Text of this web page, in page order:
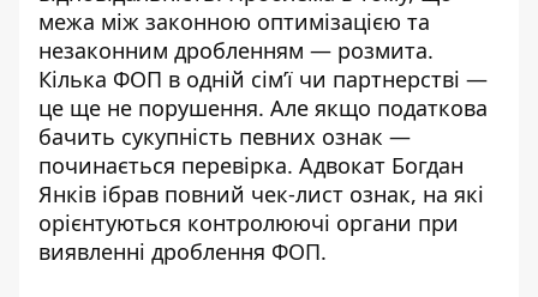
межа між законною оптимізацією та
незаконним дробленням — розмита.
Кілька ФОП в одній сім’ї чи партнерстві —
це ще не порушення. Але якщо податкова
бачить сукупність певних ознак —
починається перевірка. Адвокат Богдан
Янків ібрав повний чек-лист ознак, на які
орієнтуються контролюючі органи при
виявленні дроблення ФОП.